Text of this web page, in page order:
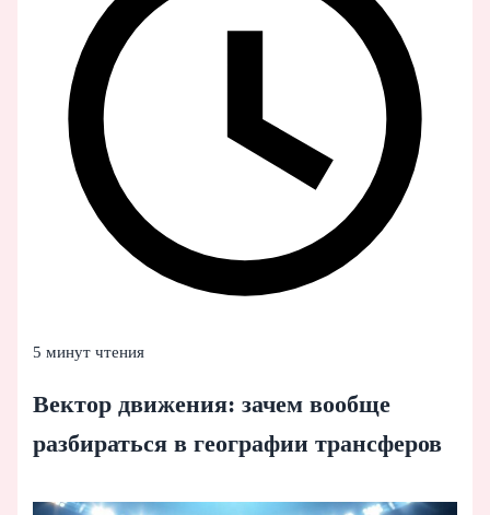
5 минут чтения
Вектор движения: зачем вообще
разбираться в географии трансферов